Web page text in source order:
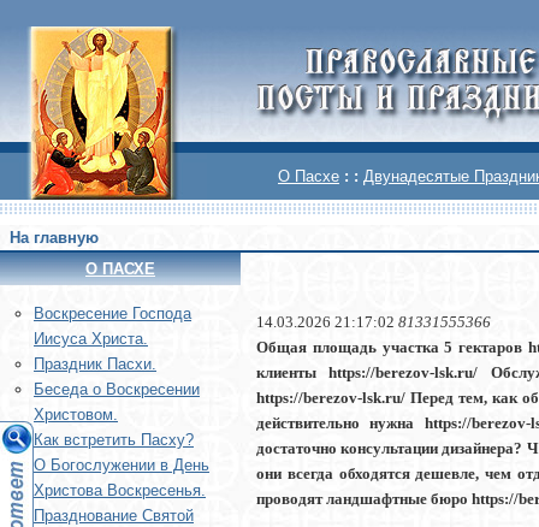
О Пасхе : : Двунадесятые
На главную
О ПАСХЕ
Воскреcение Господа
Иисуса Христа.
Праздник Пасхи.
Беседа о Воскресении
Христовом.
Как встретить Пасху?
О Богослужении в День
Христова Воскресенья.
Празднование Святой
14.03.2026 21:17:02 81331555366
Общая площадь участка 5 гектаров
клиенты https://berezov-lsk.ru/
https://berezov-lsk.ru/ Перед тем, как
действительно нужна https://
достаточно консультации
они всегда обходятся дешевле, чем
проводят ландшафтные бюро https://